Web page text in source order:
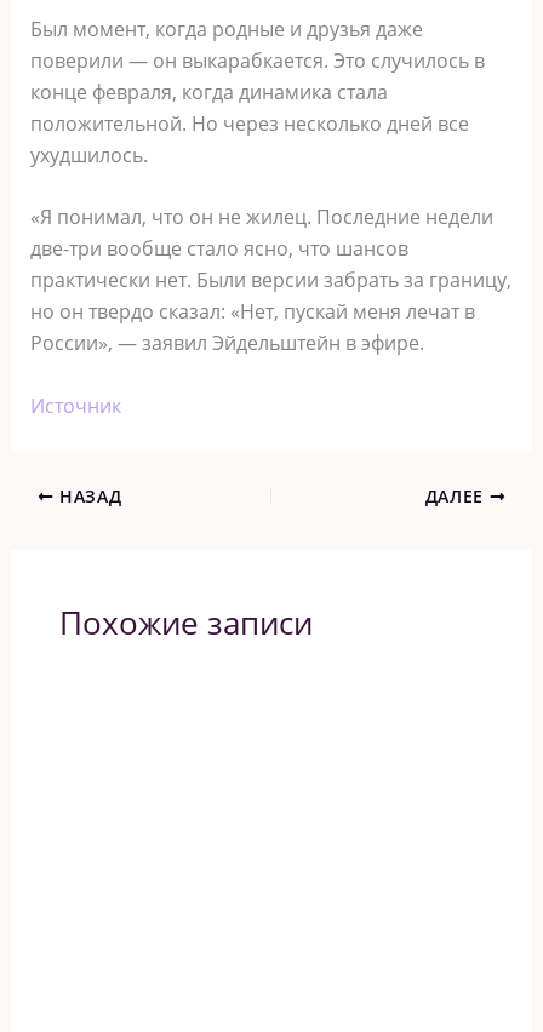
Был момент, когда родные и друзья даже
поверили — он выкарабкается. Это случилось в
конце февраля, когда динамика стала
положительной. Но через несколько дней все
ухудшилось.
«Я понимал, что он не жилец. Последние недели
две-три вообще стало ясно, что шансов
практически нет. Были версии забрать за границу,
но он твердо сказал: «Нет, пускай меня лечат в
России», — заявил Эйдельштейн в эфире.
Источник
НАЗАД ДАЛЕЕ
Похожие записи